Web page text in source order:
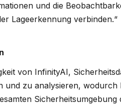
und die
Lageerkennung verbinden.“
von InfinityAI,
und zu analysieren, wodurch
Sicherheitsumgebung